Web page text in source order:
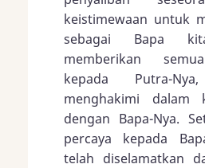
keistimewaan untuk
sebagai Bapa
memberikan
kepada Putra-
menghakimi dalam
dengan Bapa-Nya.
percaya kepada
telah diselamatkan